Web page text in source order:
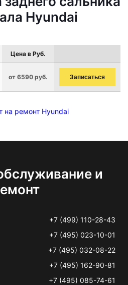
Hyundai
Цена в Руб.
от 6590 руб. Записаться
на ремонт Hyundai
и
+7 (499) 110-28-43
+7 (495) 023-10-01
+7 (495) 032-08-22
+7 (495) 162-90-81
+7 (495) 085-74-61